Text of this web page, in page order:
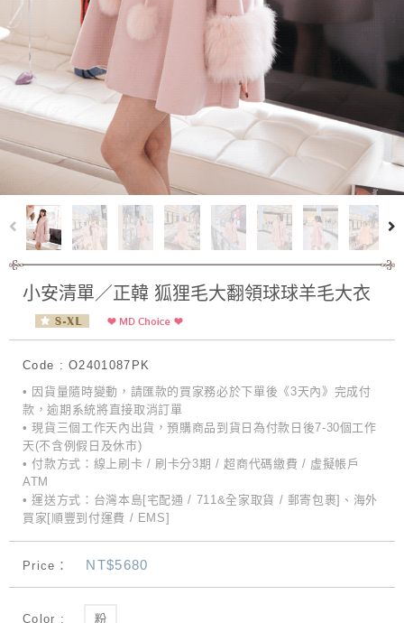
小安清單／正韓 狐狸毛大翻領球球羊毛大衣
Code : O2401087PK
• 因貨量隨時變動，請匯款的買家務必於下單後《3天內》完成付
款，逾期系統將直接取消訂單
• 現貨三個工作天內出貨，預購商品到貨日為付款日後7-30個工作
天(不含例假日及休市)
• 付款方式：線上刷卡 / 刷卡分3期 / 超商代碼繳費 / 虛擬帳戶
ATM
• 運送方式：台灣本島[宅配通 / 711&全家取貨 / 郵寄包裹]、海外
買家[順豐到付運費 / EMS]
Price： NT$5680
Color : 粉